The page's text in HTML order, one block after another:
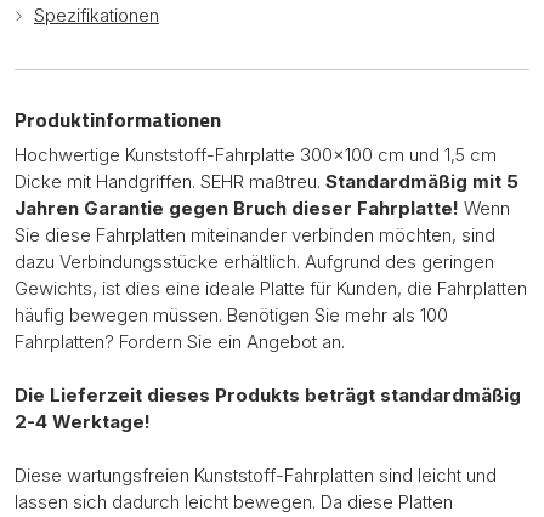
Spezifikationen
Produktinformationen
Hochwertige Kunststoff-Fahrplatte 300x100 cm und 1,5 cm
Dicke mit Handgriffen. SEHR maßtreu. Standardmäßig mit 5
Jahren Garantie gegen Bruch dieser Fahrplatte! Wenn
Sie diese Fahrplatten miteinander verbinden möchten, sind
dazu Verbindungsstücke erhältlich. Aufgrund des geringen
Gewichts, ist dies eine ideale Platte für Kunden, die Fahrplatten
häufig bewegen müssen. Benötigen Sie mehr als 100
Fahrplatten? Fordern Sie ein Angebot an.
Die Lieferzeit dieses Produkts beträgt standardmäßig
2-4 Werktage!
Diese wartungsfreien Kunststoff-Fahrplatten sind leicht und
lassen sich dadurch leicht bewegen. Da diese Platten